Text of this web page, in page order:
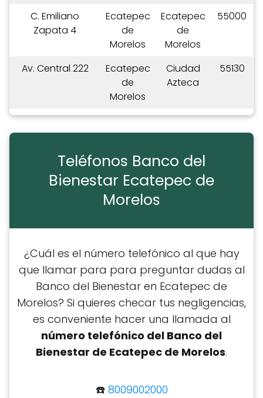
C. Emiliano
Zapata 4
Ecatepec
de
Morelos
Ecatepec
de
Morelos
55000
Av. Central 222
Ecatepec
de
Morelos
Ciudad
Azteca
55130
Teléfonos Banco del
Bienestar Ecatepec de
Morelos
¿Cuál es el número telefónico al que hay
que llamar para para preguntar dudas al
Banco del Bienestar en Ecatepec de
Morelos? Si quieres checar tus negligencias,
es conveniente hacer una llamada al
número telefónico del Banco del
Bienestar de Ecatepec de Morelos.
☎️ 8009002000